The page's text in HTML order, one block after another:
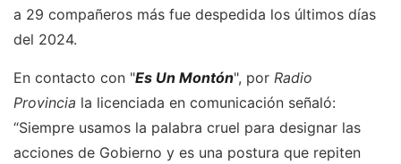
a 29 compañeros más fue despedida los últimos días
del 2024.
En contacto con "Es Un Montón", por Radio
Provincia la licenciada en comunicación señaló:
“Siempre usamos la palabra cruel para designar las
acciones de Gobierno y es una postura que repiten